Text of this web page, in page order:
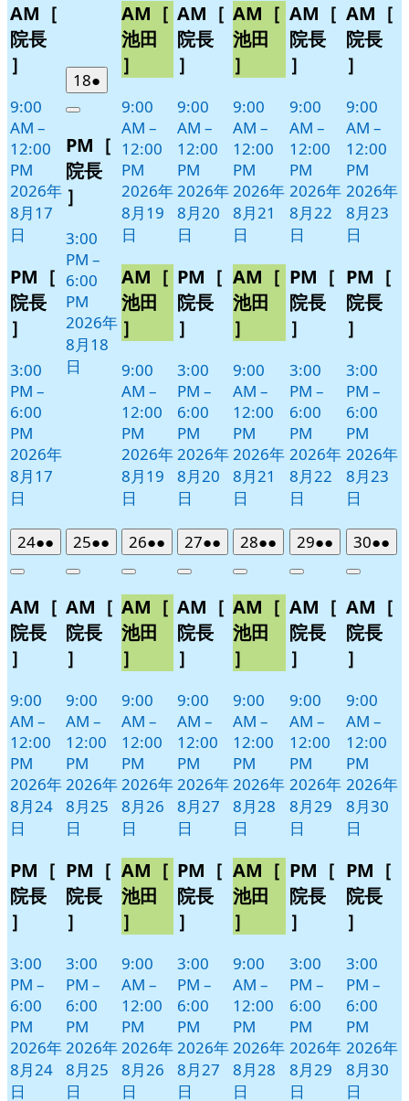
月
17
日
イ
AM［
院長
］
9:00
AM –
12:00
PM
2026年
8月17
日
PM［
院長
］
3:00
PM –
6:00
PM
2026年
8月17
日
182026
年
月
18
日
●
件
イ
ベ
Close
PM［
院長
］
3:00
PM –
6:00
PM
2026年
8月18
日
月
19
日
イ
ベ
ト)
AM［
池田
］
9:00
AM –
12:00
PM
2026年
8月19
日
AM［
池田
］
9:00
AM –
12:00
PM
2026年
8月19
日
月
20
日
イ
ベ
ト)
AM［
院長
］
9:00
AM –
12:00
PM
2026年
8月20
日
PM［
院長
］
3:00
PM –
6:00
PM
2026年
8月20
日
月
21
日
イ
ベ
ト)
AM［
池田
］
9:00
AM –
12:00
PM
2026年
8月21
日
AM［
池田
］
9:00
AM –
12:00
PM
2026年
8月21
日
月
22
日
イ
ベ
ト)
AM［
院長
］
9:00
AM –
12:00
PM
2026年
8月22
日
PM［
院長
］
3:00
PM –
6:00
PM
2026年
8月22
日
月
23
日
イ
AM［
院長
］
9:00
AM –
12:00
PM
2026年
8月23
日
PM［
院長
］
3:00
PM –
6:00
PM
2026年
8月23
日
242026
年
月
24
日
●●
件
イ
ベ
ト)
Close
AM［
院長
］
9:00
AM –
12:00
PM
2026年
8月24
日
PM［
院長
］
3:00
PM –
6:00
PM
2026年
8月24
日
252026
年
月
25
日
●●
件
イ
ベ
ト)
Close
AM［
院長
］
9:00
AM –
12:00
PM
2026年
8月25
日
PM［
院長
］
3:00
PM –
6:00
PM
2026年
8月25
日
262026
年
月
26
日
●●
件
イ
ベ
ト)
Close
AM［
池田
］
9:00
AM –
12:00
PM
2026年
8月26
日
AM［
池田
］
9:00
AM –
12:00
PM
2026年
8月26
日
272026
年
月
27
日
●●
件
イ
ベ
ト)
Close
AM［
院長
］
9:00
AM –
12:00
PM
2026年
8月27
日
PM［
院長
］
3:00
PM –
6:00
PM
2026年
8月27
日
282026
年
月
28
日
●●
件
イ
ベ
ト)
Close
AM［
池田
］
9:00
AM –
12:00
PM
2026年
8月28
日
AM［
池田
］
9:00
AM –
12:00
PM
2026年
8月28
日
292026
年
月
29
日
●●
件
イ
ベ
ト)
Close
AM［
院長
］
9:00
AM –
12:00
PM
2026年
8月29
日
PM［
院長
］
3:00
PM –
6:00
PM
2026年
8月29
日
302026
年
月
30
日
●●
件
イ
Close
AM［
院長
］
9:00
AM –
12:00
PM
2026年
8月30
日
PM［
院長
］
3:00
PM –
6:00
PM
2026年
8月30
日